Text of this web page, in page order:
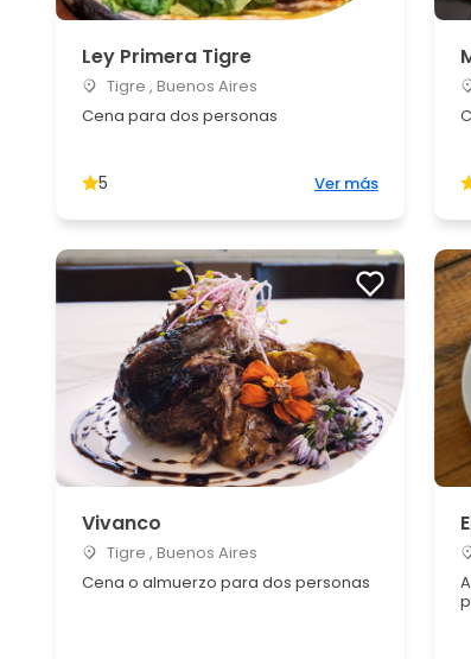
Ley Primera Tigre
Tigre , Buenos Aires
Cena para dos personas
5 Ver más
Vivanco
Tigre , Buenos Aires
Cena o almuerzo para dos personas